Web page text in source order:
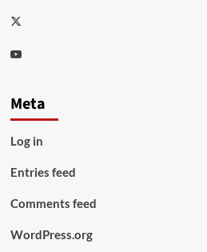
Twitter
Youtube
Meta
Log in
Entries feed
Comments feed
WordPress.org